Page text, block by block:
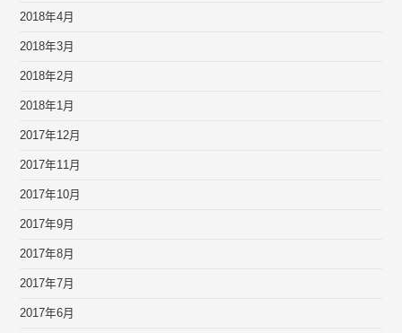
2018年4月
2018年3月
2018年2月
2018年1月
2017年12月
2017年11月
2017年10月
2017年9月
2017年8月
2017年7月
2017年6月